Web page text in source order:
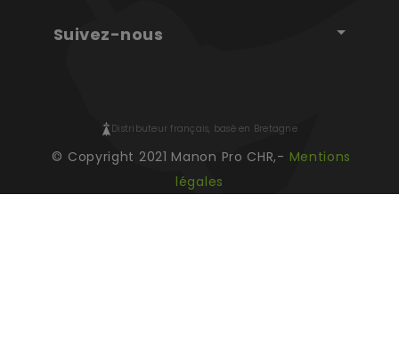
Suivez-nous
Distributeur français, basé en Bretagne
© Copyright 2021 Manon Pro CHR,- Mentions
légales